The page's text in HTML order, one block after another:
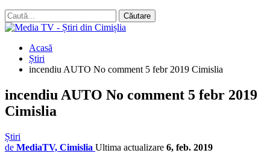
Acasă
Știri
incendiu AUTO No comment 5 febr 2019 Cimislia
incendiu AUTO No comment 5 febr 2019
Cimislia
Știri
de MediaTV, Cimislia Ultima actualizare 6, feb. 2019